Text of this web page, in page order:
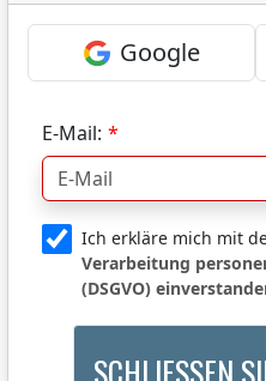
Google
E-Mail:
Ich erkläre mich mit
Verarbeitung
(DSGVO)